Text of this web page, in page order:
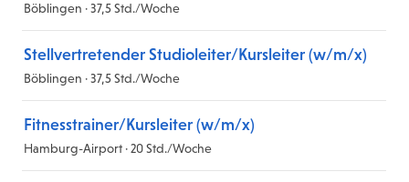
Böblingen · 37,5 Std./Woche
Stellvertretender Studioleiter/Kursleiter (w/m/x)
Böblingen · 37,5 Std./Woche
Fitnesstrainer/Kursleiter (w/m/x)
Hamburg-Airport · 20 Std./Woche